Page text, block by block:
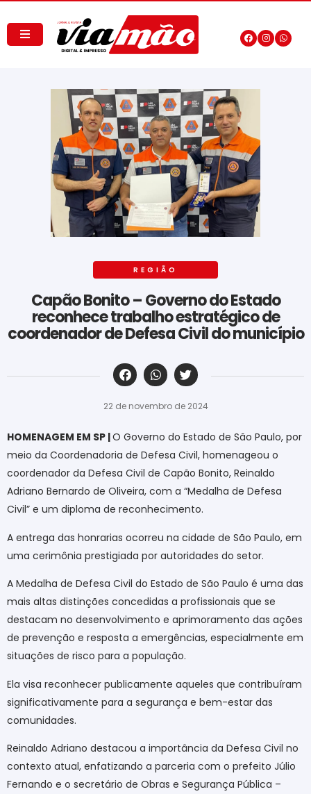
REGIÃO
Capão Bonito – Governo do Estado
reconhece trabalho estratégico de
coordenador de Defesa Civil do município
‎ ‎ ‎ ‎ ‎ ‎ ‎ ‎ ‎ ‎ ‎ ‎ ‎ ‎ ‎ ‎ ‎ ‎ ‎ ‎ ‎ ‎ ‎ ‎ ‎ ‎ ‎ ‎ ‎ ‎ ‎
22 de novembro de 2024
HOMENAGEM EM SP |O Governo do Estado de São Paulo, por
meio da Coordenadoria de Defesa Civil, homenageou o
coordenador da Defesa Civil de Capão Bonito, Reinaldo
Adriano Bernardo de Oliveira, com a “Medalha de Defesa
Civil” e um diploma de reconhecimento.
A entrega das honrarias ocorreu na cidade de São Paulo, em
uma cerimônia prestigiada por autoridades do setor.
A Medalha de Defesa Civil do Estado de São Paulo é uma das
mais altas distinções concedidas a profissionais que se
destacam no desenvolvimento e aprimoramento das ações
de prevenção e resposta a emergências, especialmente em
situações de risco para a população.
Ela visa reconhecer publicamente aqueles que contribuíram
significativamente para a segurança e bem-estar das
comunidades.
Reinaldo Adriano destacou a importância da Defesa Civil no
contexto atual, enfatizando a parceria com o prefeito Júlio
Fernando e o secretário de Obras e Segurança Pública –